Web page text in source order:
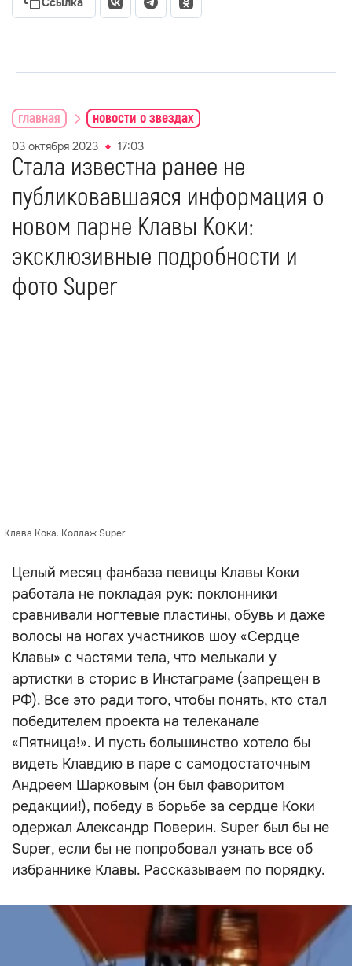
главная новости о звездах
03 октября 2023 17:03
Стала известна ранее не
публиковавшаяся информация о
новом парне Клавы Коки:
эксклюзивные подробности и
фото Super
Клава Кока. Коллаж Super
Целый месяц фанбаза певицы Клавы Коки
работала не покладая рук: поклонники
сравнивали ногтевые пластины, обувь и даже
волосы на ногах участников шоу «Сердце
Клавы» с частями тела, что мелькали у
артистки в сторис в Инстаграме (запрещен в
РФ). Все это ради того, чтобы понять, кто стал
победителем проекта на телеканале
«Пятница!». И пусть большинство хотело бы
видеть Клавдию в паре с самодостаточным
Андреем Шарковым (он был фаворитом
редакции!), победу в борьбе за сердце Коки
одержал Александр Поверин. Super был бы не
Super, если бы не попробовал узнать все об
избраннике Клавы. Рассказываем по порядку.